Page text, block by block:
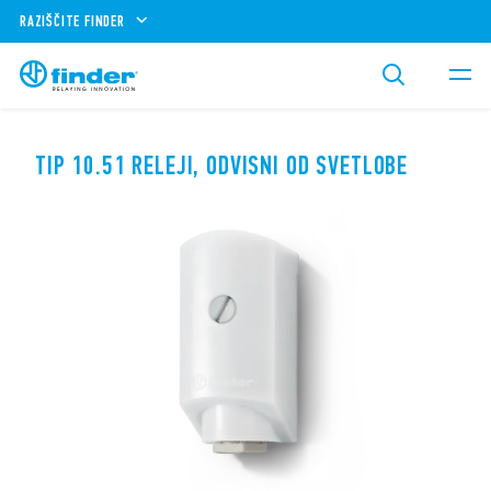
RAZIŠČITE FINDER
TIP 10.51 RELEJI, ODVISNI OD SVETLOBE